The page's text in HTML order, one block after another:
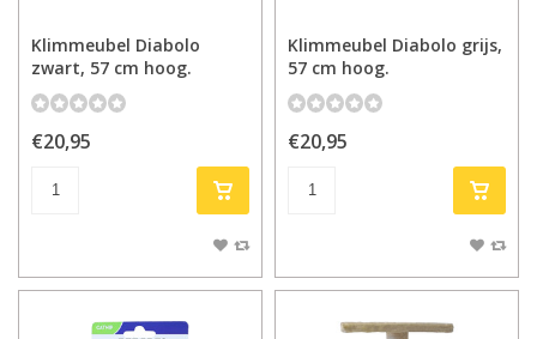
Klimmeubel Diabolo
zwart, 57 cm hoog.
€20,95
Klimmeubel Diabolo grijs,
57 cm hoog.
€20,95